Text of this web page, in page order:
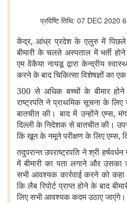
प्रविष्टि तिथि: 07 DEC
केंद्र,आंध्र प्रदेश के एलुरु में पिछले
बीमारी के चलते अस्पताल में भर्ती
एम वेंकैया नायडू द्वारा केन्द्रीय
करने के बाद चिकित्सा विशेषज्ञों का
300 से अधिक बच्चों के बीमार
राष्ट्रपति ने प्राथमिक सूचना के
बातचीत की। बाद में उन्होंने एम्स,
दिल्ली के निदेशक से बातचीत की।
कि खून के नमूने परीक्षण के लिए एम्स,
तदुपरान्त उपराष्ट्रपति ने श्री
में बीमारी का पता लगाने और
सभी आवश्यक कार्रवाई करने को
कि लैब रिपोर्ट प्राप्त होने के बाद
लिए सभी आवश्यक कदम उठाए जाएंगे।